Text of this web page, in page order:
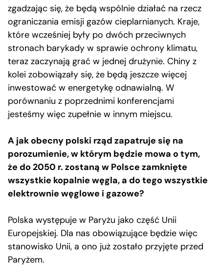
zgadzając się, że będą wspólnie działać na rzecz
ograniczania emisji gazów cieplarnianych. Kraje,
które wcześniej były po dwóch przeciwnych
stronach barykady w sprawie ochrony klimatu,
teraz zaczynają grać w jednej drużynie. Chiny z
kolei zobowiązały się, że będą jeszcze więcej
inwestować w energetykę odnawialną. W
porównaniu z poprzednimi konferencjami
jesteśmy więc zupełnie w innym miejscu.
A jak obecny polski rząd zapatruje się na
porozumienie, w którym będzie mowa o tym,
że do 2050 r. zostaną w Polsce zamknięte
wszystkie kopalnie węgla, a do tego wszystkie
elektrownie węglowe i gazowe?
Polska występuje w Paryżu jako część Unii
Europejskiej. Dla nas obowiązujące będzie więc
stanowisko Unii, a ono już zostało przyjęte przed
Paryżem.